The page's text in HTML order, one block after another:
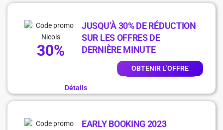
30%
JUSQU’À 30% DE RÉDUCTION
SUR LES OFFRES DE
DERNIÈRE MINUTE
OBTENIR L'OFFRE
Détails
EARLY BOOKING 2023